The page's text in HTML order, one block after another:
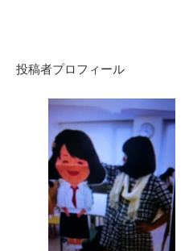
投稿者プロフィール